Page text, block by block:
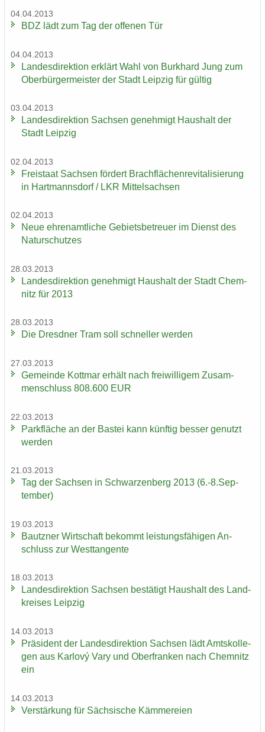
04.04.2013
BDZ lädt zum Tag der of­fe­nen Tür
04.04.2013
Lan­des­di­rek­ti­on er­klärt Wahl von Burk­hard Jung zum
Ober­bür­ger­meis­ter der Stadt Leip­zig für gül­tig
03.04.2013
Lan­des­di­rek­ti­on Sach­sen ge­neh­migt Haus­halt der
Stadt Leip­zig
02.04.2013
Frei­staat Sach­sen för­dert Brach­flä­chen­re­vi­ta­li­sie­rung
in Hart­manns­dorf / LKR Mit­tel­sach­sen
02.04.2013
Neue eh­ren­amt­li­che Ge­biets­be­treu­er im Dienst des
Na­tur­schut­zes
28.03.2013
Lan­des­di­rek­ti­on ge­neh­migt Haus­halt der Stadt Chem­
nitz für 2013
28.03.2013
Die Dresd­ner Tram soll schnel­ler wer­den
27.03.2013
Ge­mein­de Kott­mar er­hält nach frei­wil­li­gem Zu­sam­
men­schluss 808.600 EUR
22.03.2013
Park­flä­che an der Bas­tei kann künf­tig bes­ser ge­nutzt
wer­den
21.03.2013
Tag der Sach­sen in Schwar­zen­berg 2013 (6.-8.Sep­
tem­ber)
19.03.2013
Bautz­ner Wirt­schaft be­kommt leis­tungs­fä­hi­gen An­
schluss zur West­tan­gen­te
18.03.2013
Lan­des­di­rek­ti­on Sach­sen be­stä­tigt Haus­halt des Land­
krei­ses Leip­zig
14.03.2013
Prä­si­dent der Lan­des­di­rek­ti­on Sach­sen lädt Amts­kol­le­
gen aus Karlový Vary und Ober­fran­ken nach Chem­nitz
ein
14.03.2013
Ver­stär­kung für Säch­si­sche Käm­me­rei­en